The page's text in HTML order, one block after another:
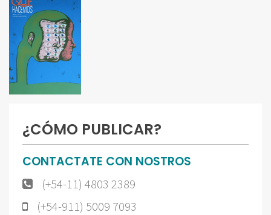
¿CÓMO PUBLICAR?
CONTACTATE CON NOSTROS
(+54-11) 4803 2389
(+54-911) 5009 7093